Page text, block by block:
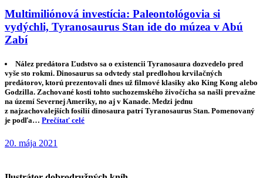
Multimiliónová investícia: Paleontológovia si
vydýchli, Tyranosaurus Stan ide do múzea v Abú
Zabí
Nález predátora Ľudstvo sa o existencii Tyranosaura dozvedelo pred
vyše sto rokmi. Dinosaurus sa odvtedy stal predlohou krvilačných
predátorov, ktorú prezentovali dnes už filmové klasiky ako King Kong alebo
Godzilla. Zachované kosti tohto suchozemského živočícha sa našli prevažne
na území Severnej Ameriky, no aj v Kanade. Medzi jednu
z najzachovalejších fosílií dinosaura patrí Tyranosaurus Stan. Pomenovaný
je podľa… Prečítať celé
20. mája 2021